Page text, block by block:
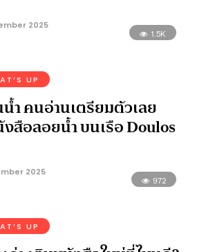
2025
1.5K
UP
ำ คนอ่านเตรียมตัวเลย
สือลอยน้ำ บนเรือ Doulos
2025
972
UP